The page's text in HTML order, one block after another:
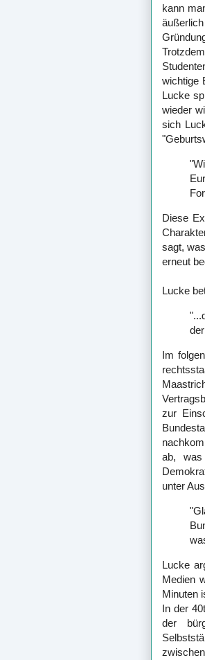
kann
wichtige
Lucke
wieder
sich
Diese
sagt,
erneut
Lucke
Im
zur
ab,
unter
Lucke
Medien
Minuten
In der
der